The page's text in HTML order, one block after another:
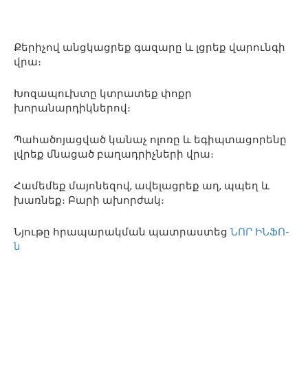
Քերիչով անցկացրեք գազարը և լցրեք վարունգի
վրա։
Խոզապուխտը կտրատեք փոքր
խորանարդիկներով։
Պահածոյացված կանաչ ոլոռը և եգիպտացորենը
լվրեք մնացած բաղադրիչների վրա։
Համեմեք մայոնեզով, ավելացրեք աղ, պպեղ և
խառնեք։ Բարի ախորժակ։
Նյութը հրապարակման պատրաստեց ՆՈՐ ԻՆՖՈ-
ն